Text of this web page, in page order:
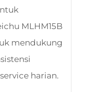
MLHM15B
mendukung
harian.